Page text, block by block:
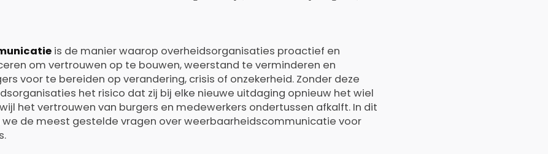
is de manier waarop overheidsorganisaties proactief en
om vertrouwen op te bouwen, weerstand te verminderen en
voor te bereiden op verandering, crisis of onzekerheid. Zonder deze
het risico dat zij bij elke nieuwe uitdaging opnieuw het wiel
het vertrouwen van burgers en medewerkers ondertussen afkalft. In dit
de meest gestelde vragen over weerbaarheidscommunicatie voor